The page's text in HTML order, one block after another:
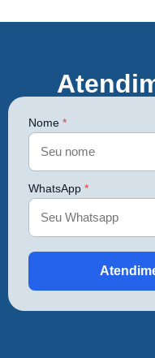
Nome *
WhatsApp *